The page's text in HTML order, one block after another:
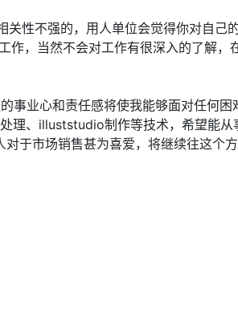
性不强的，用人单位会觉得你对自己
，当然不会对工作有很深入的了解
事业心和责任感将使我能够面对任何困
、illuststudio制作等技术，希望能从
于市场销售甚为喜爱，将继续往这个